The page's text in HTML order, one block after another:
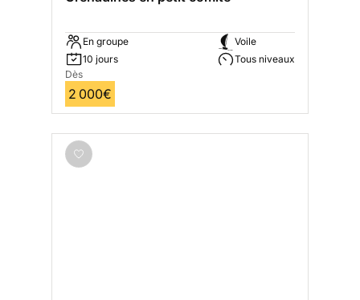
En groupe
10 jours
Voile
Tous niveaux
Dès
2 000€